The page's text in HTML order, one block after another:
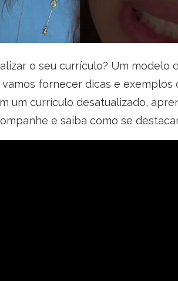
o seu currículo? Um modelo
fornecer dicas e
um currículo desatualizado,
e saiba como se